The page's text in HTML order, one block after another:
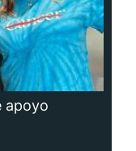
apoyo